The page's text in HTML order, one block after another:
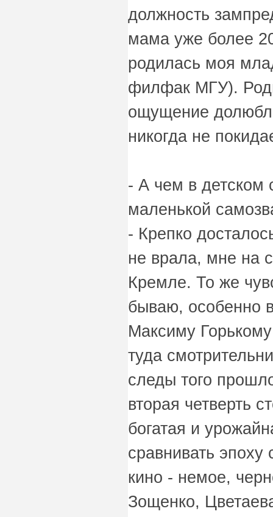
должность
мама уже более
родилась моя
филфак МГУ).
ощущение
никогда не
- А чем в детском
маленькой
- Крепко
не врала, мне на
Кремле. То же
бываю, особенно
Максиму
туда
следы того
вторая четверть
богатая и
сравнивать
кино - немое,
Зощенко,